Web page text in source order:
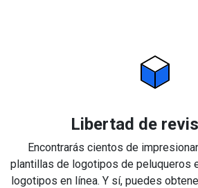
Libertad de
Encontrarás cientos de
plantillas de logotipos de peluqueros
logotipos en línea. Y sí, puedes